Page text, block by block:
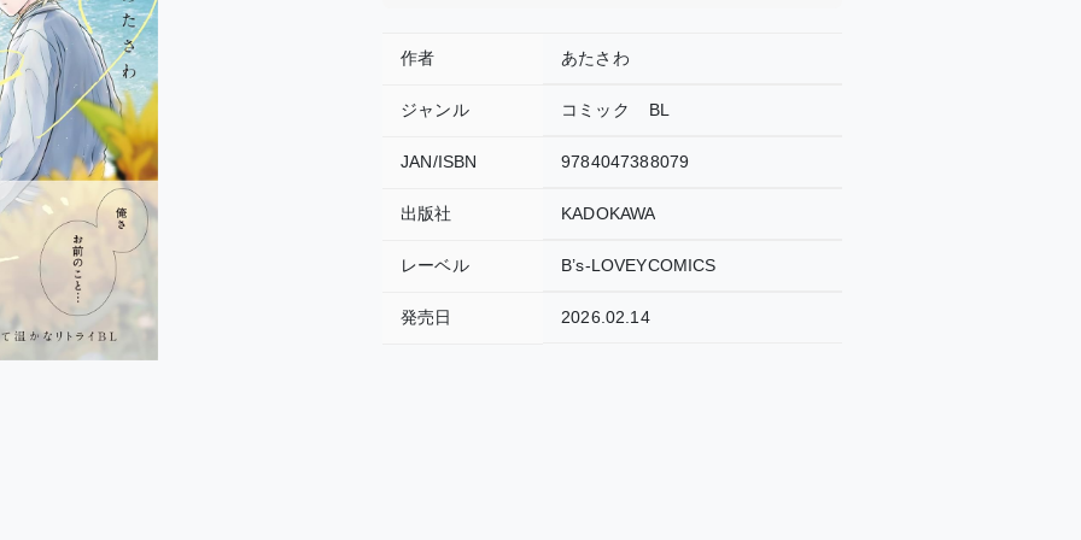
作者 あたさわ
ジャンル コミック BL
JAN/ISBN 9784047388079
出版社 KADOKAWA
レーベル B’s-LOVEYCOMICS
発売日 2026.02.14